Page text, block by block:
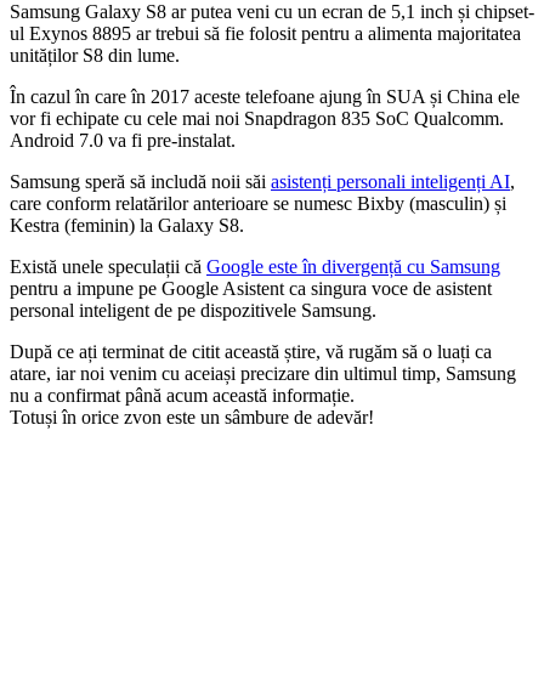
Samsung Galaxy S8 ar putea veni cu un ecran de 5,1 inch și chipset-
ul Exynos 8895 ar trebui să fie folosit pentru a alimenta majoritatea
unităților S8 din lume.
În cazul în care în 2017 aceste telefoane ajung în SUA și China ele
vor fi echipate cu cele mai noi Snapdragon 835 SoC Qualcomm.
Android 7.0 va fi pre-instalat.
Samsung speră să includă noii săi asistenți personali inteligenți AI,
care conform relatărilor anterioare se numesc Bixby (masculin) și
Kestra (feminin) la Galaxy S8.
Există unele speculații că Google este în divergență cu Samsung
pentru a impune pe Google Asistent ca singura voce de asistent
personal inteligent de pe dispozitivele Samsung.
După ce ați terminat de citit această știre, vă rugăm să o luați ca
atare, iar noi venim cu aceiași precizare din ultimul timp, Samsung
nu a confirmat până acum această informație.
Totuși în orice zvon este un sâmbure de adevăr!